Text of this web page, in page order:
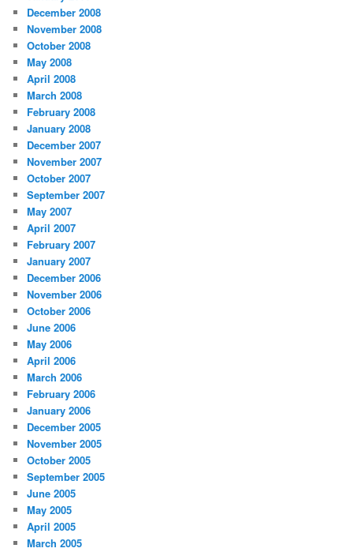
December 2008
November 2008
October 2008
May 2008
April 2008
March 2008
February 2008
January 2008
December 2007
November 2007
October 2007
September 2007
May 2007
April 2007
February 2007
January 2007
December 2006
November 2006
October 2006
June 2006
May 2006
April 2006
March 2006
February 2006
January 2006
December 2005
November 2005
October 2005
September 2005
June 2005
May 2005
April 2005
March 2005